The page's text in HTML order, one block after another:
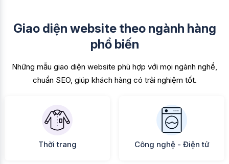
Giao diện website theo ngành hàng
phổ biến
Những mẫu giao diện website phù hợp với mọi ngành nghề,
chuẩn SEO, giúp khách hàng có trải nghiệm tốt.
Thời trang Công nghệ - Điện tử